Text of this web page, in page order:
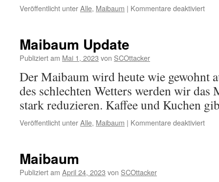
Veröffentlicht unterAlle, Maibaum | Kommentare deaktiviertfür
Maibaum Update
Publiziert am Mai 1, 2023 von SCOttacker
Der Maibaum wird heute wie gewohnt
des schlechten Wetters werden wir das
stark reduzieren. Kaffee und Kuchen
Veröffentlicht unterAlle, Maibaum | Kommentare deaktiviertfür
Maibaum
Publiziert am April 24, 2023 von SCOttacker